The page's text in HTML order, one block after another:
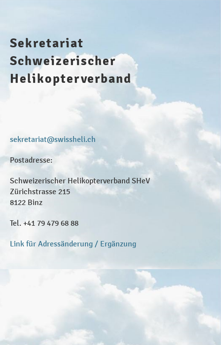
Sekretariat
Schweizerischer
Helikopterverband
sekretariat@swissheli.ch
Postadresse:
Schweizerischer Helikopterverband SHeV
Zürichstrasse 215
8122 Binz
Tel. +41 79 479 68 88
Link für Adressänderung / Ergänzung